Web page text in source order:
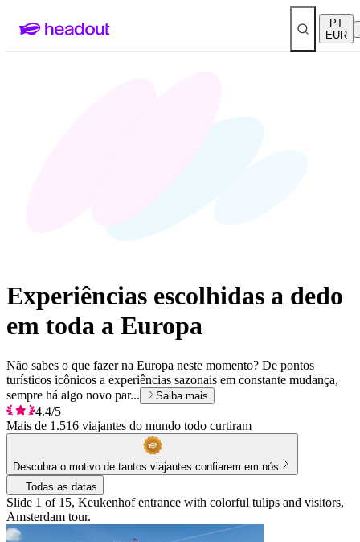
PT
EUR
Experiências escolhidas a dedo
em toda a Europa
Não sabes o que fazer na Europa neste momento? De pontos
turísticos icônicos a experiências sazonais em constante mudança,
sempre há algo novo par...
Saiba mais
4.4/5
Mais de 1.516 viajantes do mundo todo curtiram
Descubra o motivo de tantos viajantes confiarem em nós
Todas as datas
Slide 1 of 15, Keukenhof entrance with colorful tulips and visitors,
Amsterdam tour.